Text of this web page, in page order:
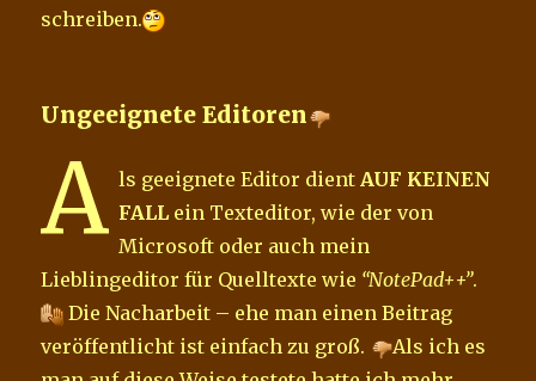
schreiben.
Ungeeignete Editoren
A ls geeignete Editor dient AUF KEINEN
FALL ein Texteditor, wie der von
Microsoft oder auch mein
Lieblingeditor für Quelltexte wie “NotePad++”.
Die Nacharbeit – ehe man einen Beitrag
veröffentlicht ist einfach zu groß.
Als ich es